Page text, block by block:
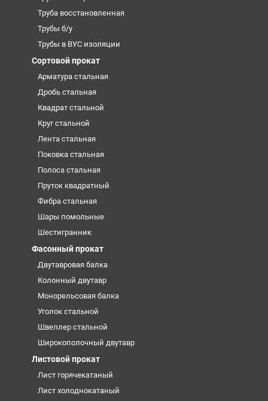
Труба восстановленная
Трубы б/у
Трубы в ВУС изоляции
Сортовой прокат
Арматура стальная
Дробь стальная
Квадрат стальной
Круг стальной
Лента стальная
Поковка стальная
Полоса стальная
Пруток квадратный
Фибра стальная
Шары помольные
Шестигранник
Фасонный прокат
Двутавровая балка
Колонный двутавр
Монорельсовая балка
Уголок стальной
Швеллер стальной
Широкополочный двутавр
Листовой прокат
Лист горячекатаный
Лист холоднокатаный